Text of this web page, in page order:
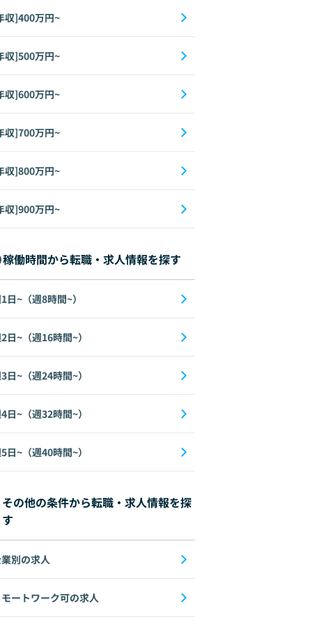
収]400万円~
収]500万円~
収]600万円~
収]700万円~
収]800万円~
収]900万円~
稼働時間から転職・求人情報を探す
日~（週8時間~）
日~（週16時間~）
日~（週24時間~）
日~（週32時間~）
日~（週40時間~）
その他の条件から転職・求人情報を探
す
別の求人
モートワーク可の求人